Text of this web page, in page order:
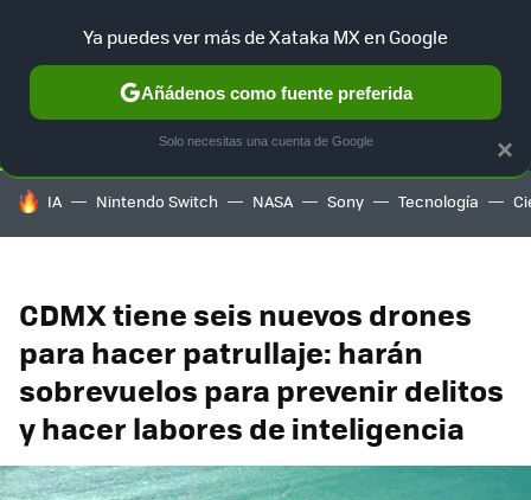
SELECCIÓN GAMING HOME AUTO TERRITORIO
HOY SE HABLA DE
IA Nintendo Switch NASA Sony Tecnología
CDMX tiene seis nuevos drones
para hacer patrullaje: harán
sobrevuelos para prevenir delitos
y hacer labores de inteligencia
×
Ya puedes ver más de Xataka MX en Google
Añádenos como fuente preferida
Solo necesitas una cuenta de Google